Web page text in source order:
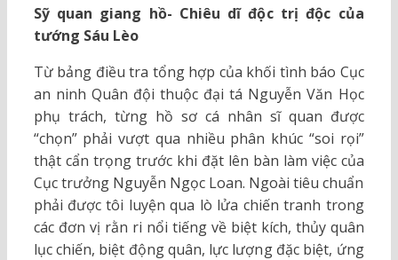
Sỹ quan giang hồ- Chiêu dĩ độc trị độc của
tướng Sáu Lèo
Từ bảng điều tra tổng hợp của khối tình báo Cục
an ninh Quân đội thuộc đại tá Nguyễn Văn Học
phụ trách, từng hồ sơ cá nhân sĩ quan được
“chọn” phải vượt qua nhiều phân khúc “soi rọi”
thật cẩn trọng trước khi đặt lên bàn làm việc của
Cục trưởng Nguyễn Ngọc Loan. Ngoài tiêu chuẩn
phải được tôi luyện qua lò lửa chiến tranh trong
các đơn vị rằn ri nổi tiếng về biệt kích, thủy quân
lục chiến, biệt động quân, lực lượng đặc biệt, ứng